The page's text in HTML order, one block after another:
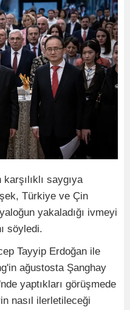
saygıya
Türkiye ve Çin
yakaladığı ivmeyi
söyledi.
Tayyip Erdoğan ile
ağustosta Şanghay
yaptıkları görüşmede
nasıl ilerletileceği